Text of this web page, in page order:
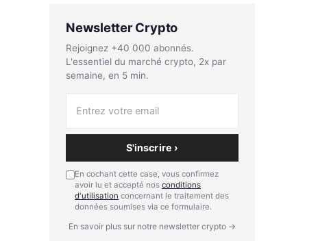
Newsletter Crypto
Rejoignez +40 000 abonnés.
L'essentiel du marché crypto, 2x par
semaine, en 5 min.
S'inscrire ›
En cochant cette case, vous confirmez
avoir lu et accepté nos conditions
d'utilisation concernant le traitement des
données soumises via ce formulaire.
En savoir plus sur notre newsletter crypto →